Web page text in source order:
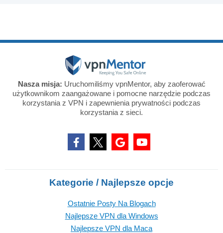
Nasza misja: Uruchomiliśmy vpnMentor, aby zaoferować
użytkownikom zaangażowane i pomocne narzędzie podczas
korzystania z VPN i zapewnienia prywatności podczas
korzystania z sieci.
Kategorie / Najlepsze opcje
Ostatnie Posty Na Blogach
Najlepsze VPN dla Windows
Najlepsze VPN dla Maca